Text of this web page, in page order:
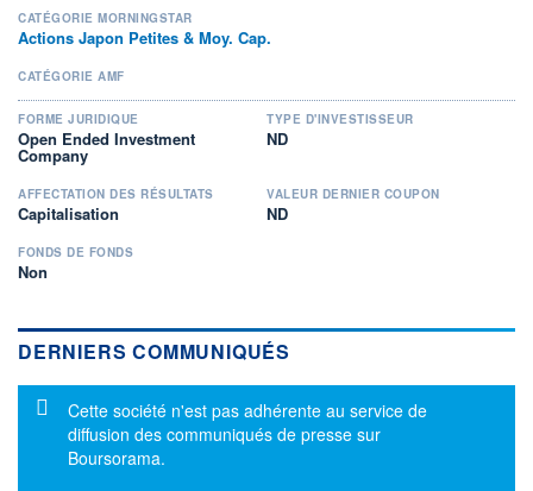
CATÉGORIE MORNINGSTAR
Actions Japon Petites & Moy. Cap.
CATÉGORIE AMF
FORME JURIDIQUE
Open Ended Investment
Company
TYPE D'INVESTISSEUR
ND
AFFECTATION DES RÉSULTATS
Capitalisation
VALEUR DERNIER COUPON
ND
FONDS DE FONDS
Non
DERNIERS COMMUNIQUÉS
Message d'information
Cette société n'est pas adhérente au service de
diffusion des communiqués de presse sur
Boursorama.